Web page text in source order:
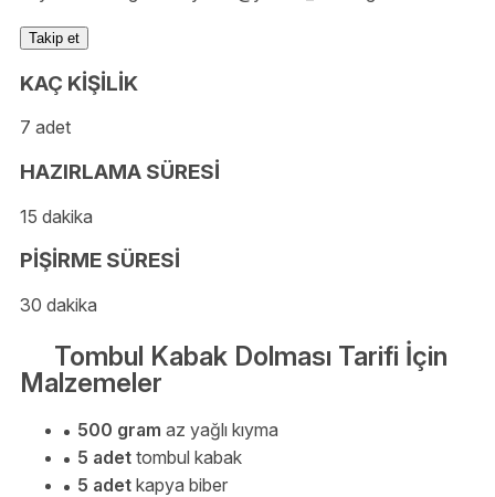
Takip et
KAÇ KİŞİLİK
7 adet
HAZIRLAMA SÜRESİ
15 dakika
PİŞİRME SÜRESİ
30 dakika
Tombul Kabak Dolması Tarifi İçin
Malzemeler
500 gram az yağlı kıyma
5 adet tombul kabak
5 adet kapya biber